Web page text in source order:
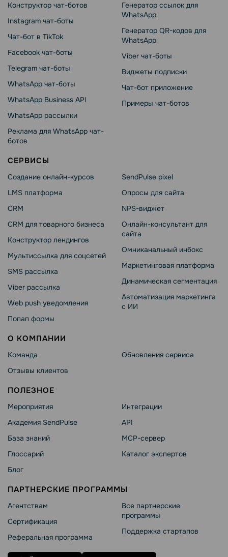
Конструктор чат-ботов
Instagram чат-боты
Чат-бот в TikTok
Facebook чат-боты
Telegram чат-боты
WhatsApp чат-боты
WhatsApp Business API
WhatsApp рассылки
Реклама для WhatsApp чат-
ботов
Генератор ссылок для
WhatsApp
Генератор QR-кодов для
WhatsApp
Viber чат-боты
Виджеты подписки
Чат-бот приложение
Примеры чат-ботов
СЕРВИСЫ
Создание онлайн-курсов
LMS платформа
CRM
CRM для товарного бизнеса
Конструктор лендингов
Мультиссылка для соцсетей
SMS рассылка
Viber рассылка
Web push уведомления
Попап формы
SendPulse pixel
Опросы для сайта
NPS-виджет
Онлайн-консультант для
сайта
Омниканальный инбокс
Маркетинговая платформа
Динамическая сегментация
Автоматизация маркетинга
с ИИ
О КОМПАНИИ
Команда
Отзывы клиентов
Обновления сервиса
ПОЛЕЗНОЕ
Мероприятия
Академия SendPulse
База знаний
Глоссарий
Блог
Интеграции
API
MCP-сервер
Каталог экспертов
ПАРТНЕРСКИЕ ПРОГРАММЫ
Агентствам
Сертификация
Реферальная программа
Все партнерские
программы
Поддержка стартапов